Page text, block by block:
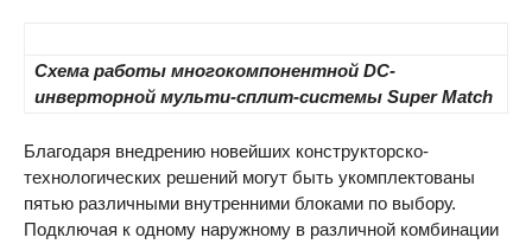
Схема работы многокомпонентной DC-
инверторной мульти-сплит-системы Super Match
Благодаря внедрению новейших конструкторско-
технологических решений могут быть укомплектованы
пятью различными внутренними блоками по выбору.
Подключая к одному наружному в различной комбинации